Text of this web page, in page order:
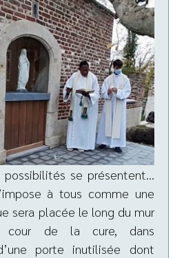
se présentent…
à tous comme une
sera placée le long du mur
cour de la cure, dans
porte inutilisée dont